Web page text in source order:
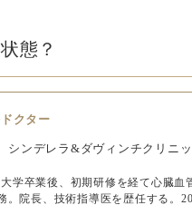
態？
クター
シンデレラ&ダヴィンチクリニ
学卒業後、初期研修を経て心臓
。院長、技術指導医を歴任する。